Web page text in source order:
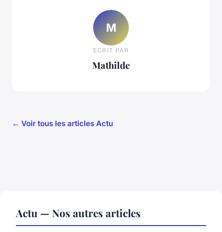
M
ECRIT PAR
Mathilde
← Voir tous les articles Actu
Actu — Nos autres articles